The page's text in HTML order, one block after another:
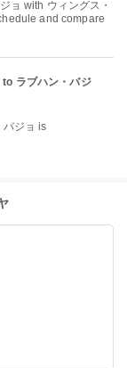
and compare
ラブハン・バジ